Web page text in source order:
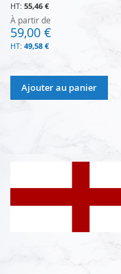
55,46 €
À partir de
59,00 €
49,58 €
Ajouter au panier